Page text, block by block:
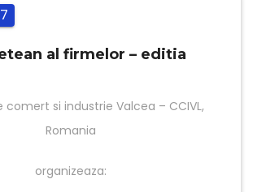
al firmelor – editia
comert si industrie Valcea – CCIVL,
Romania
organizeaza: